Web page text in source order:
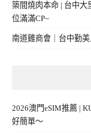
築間燒肉本命 | 台中大
位滿滿CP~
南道雞商會｜台中勤
2026澳門eSIM推薦 |
好簡單～